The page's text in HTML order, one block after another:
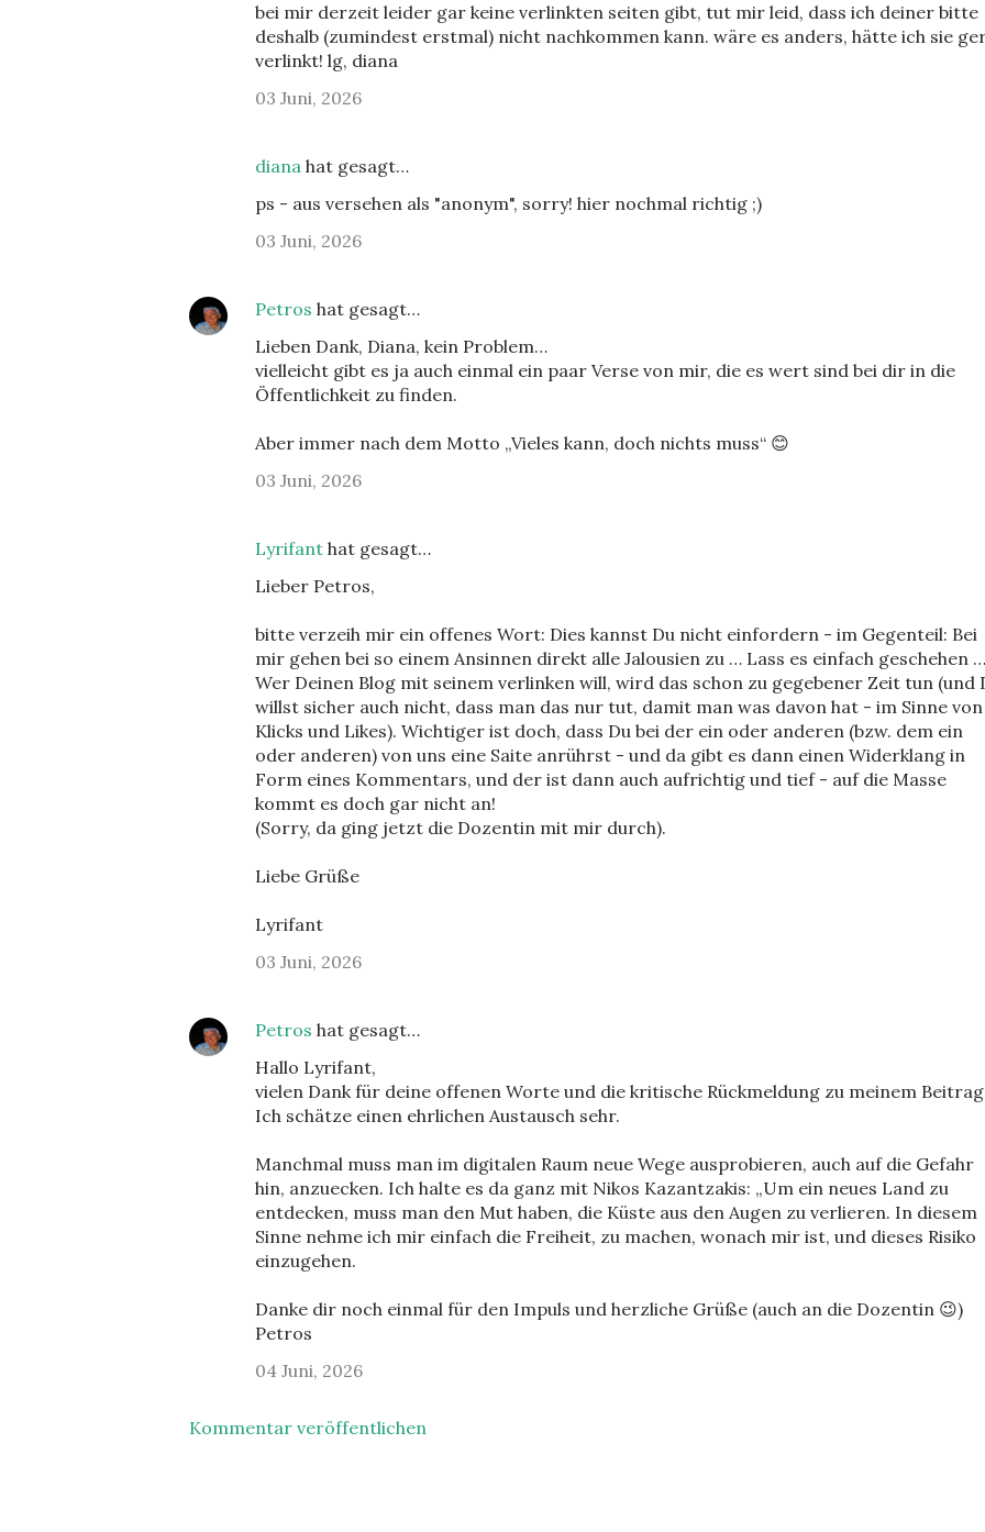
bei mir derzeit leider gar keine verlinkten seiten gibt, tut mir leid, dass ich deiner bitte
deshalb (zumindest erstmal) nicht nachkommen kann. wäre es anders, hätte ich sie
verlinkt! lg, diana
03 Juni, 2026
diana hat gesagt…
ps - aus versehen als "anonym", sorry! hier nochmal richtig ;)
03 Juni, 2026
Petros hat gesagt…
Lieben Dank, Diana, kein Problem…
vielleicht gibt es ja auch einmal ein paar Verse von mir, die es wert sind bei dir in die
Öffentlichkeit zu finden.
Aber immer nach dem Motto „Vieles kann, doch nichts muss“ 😊
03 Juni, 2026
Lyrifant hat gesagt…
Lieber Petros,
bitte verzeih mir ein offenes Wort: Dies kannst Du nicht einfordern - im Gegenteil: Bei
mir gehen bei so einem Ansinnen direkt alle Jalousien zu … Lass es einfach geschehen …
Wer Deinen Blog mit seinem verlinken will, wird das schon zu gegebener Zeit tun (und
willst sicher auch nicht, dass man das nur tut, damit man was davon hat - im Sinne von
Klicks und Likes). Wichtiger ist doch, dass Du bei der ein oder anderen (bzw. dem ein
oder anderen) von uns eine Saite anrührst - und da gibt es dann einen Widerklang in
Form eines Kommentars, und der ist dann auch aufrichtig und tief - auf die Masse
kommt es doch gar nicht an!
(Sorry, da ging jetzt die Dozentin mit mir durch).
Liebe Grüße
Lyrifant
03 Juni, 2026
Petros hat gesagt…
Hallo Lyrifant,
vielen Dank für deine offenen Worte und die kritische Rückmeldung zu meinem
Ich schätze einen ehrlichen Austausch sehr.
Manchmal muss man im digitalen Raum neue Wege ausprobieren, auch auf die Gefahr
hin, anzuecken. Ich halte es da ganz mit Nikos Kazantzakis: „Um ein neues Land zu
entdecken, muss man den Mut haben, die Küste aus den Augen zu verlieren. In diesem
Sinne nehme ich mir einfach die Freiheit, zu machen, wonach mir ist, und dieses Risiko
einzugehen.
Danke dir noch einmal für den Impuls und herzliche Grüße (auch an die Dozentin 😉)
Petros
04 Juni, 2026
Kommentar veröffentlichen